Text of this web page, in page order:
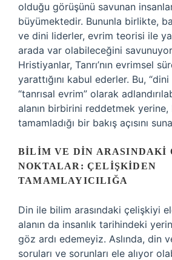
olduğu görüşünü savunan
büyümektedir. Bununla birlikte,
ve dini liderler, evrim teorisi ile
arada var olabileceğini
Hristiyanlar, Tanrı’nın evrimsel
yarattığını kabul ederler. Bu,
“tanrısal evrim” olarak
alanın birbirini reddetmek
tamamladığı bir bakış açısını
BILIM VE DIN ARASINDAKI
NOKTALAR: ÇELIŞKIDEN
TAMAMLAYICILIĞA
Din ile bilim arasındaki çelişkiyi
alanın da insanlık tarihindeki
göz ardı edemeyiz. Aslında, din
soruları ve sorunları ele alıyor